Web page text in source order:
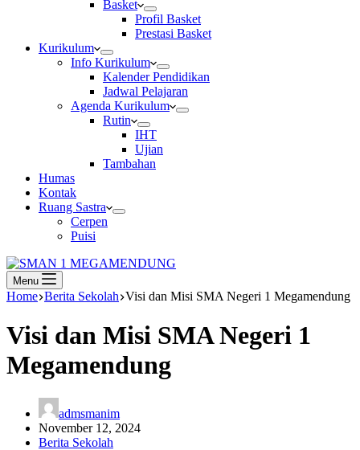
Basket
Profil Basket
Prestasi Basket
Kurikulum
Info Kurikulum
Kalender Pendidikan
Jadwal Pelajaran
Agenda Kurikulum
Rutin
IHT
Ujian
Tambahan
Humas
Kontak
Ruang Sastra
Cerpen
Puisi
Menu
Home Berita Sekolah Visi dan Misi SMA Negeri 1 Megamendung
Visi dan Misi SMA Negeri 1
Megamendung
admsmanim
November 12, 2024
Berita Sekolah